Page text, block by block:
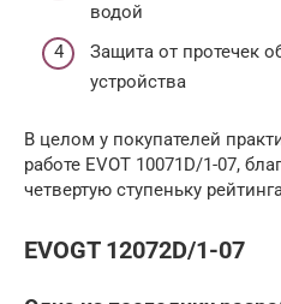
водой
Защита от протечек
устройства
В целом у покупателей
работе EVOT 10071D/1-07,
четвертую ступеньку
EVOGT 12072D/1-07